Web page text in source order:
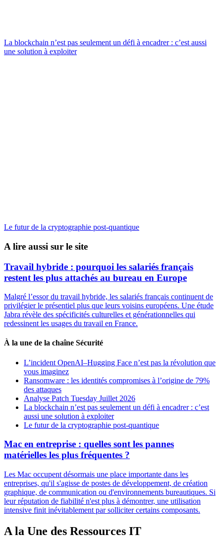
La blockchain n’est pas seulement un défi à encadrer : c’est aussi
une solution à exploiter
Le futur de la cryptographie post-quantique
A lire aussi sur le site
Travail hybride : pourquoi les salariés français
restent les plus attachés au bureau en Europe
Malgré l’essor du travail hybride, les salariés français continuent de
privilégier le présentiel plus que leurs voisins européens. Une étude
Jabra révèle des spécificités culturelles et générationnelles qui
redessinent les usages du travail en France.
À la une de la chaîne Sécurité
L’incident OpenAI–Hugging Face n’est pas la révolution que
vous imaginez
Ransomware : les identités compromises à l’origine de 79%
des attaques
Analyse Patch Tuesday Juillet 2026
La blockchain n’est pas seulement un défi à encadrer : c’est
aussi une solution à exploiter
Le futur de la cryptographie post-quantique
Mac en entreprise : quelles sont les pannes
matérielles les plus fréquentes ?
Les Mac occupent désormais une place importante dans les
entreprises, qu'il s'agisse de postes de développement, de création
graphique, de communication ou d'environnements bureautiques. Si
leur réputation de fiabilité n'est plus à démontrer, une utilisation
intensive finit inévitablement par solliciter certains composants.
A la Une des Ressources IT